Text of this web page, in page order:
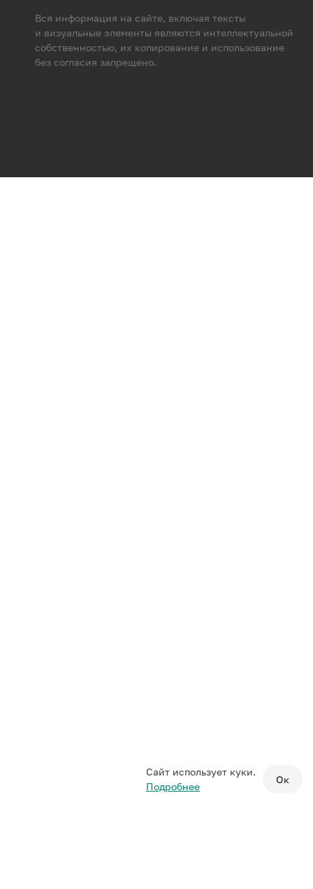
Сайт использует куки.
Подробнее
Ок
Вся информация на сайте, включая тексты
и визуальные элементы являются интеллектуальной
собственностью, их копирование и использование
без согласия запрещено.